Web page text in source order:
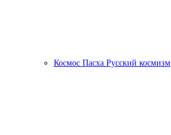
Космос Пасха Русский космизм